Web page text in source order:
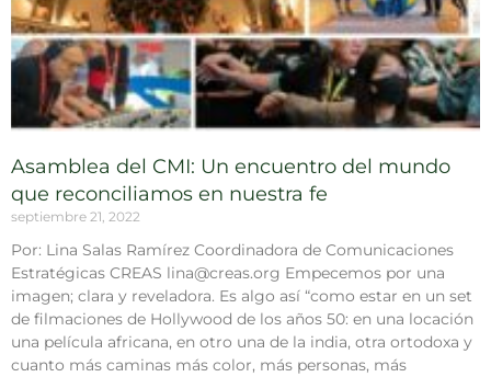
Asamblea del CMI: Un encuentro del mundo
que reconciliamos en nuestra fe
septiembre 21, 2022
Por: Lina Salas Ramírez Coordinadora de Comunicaciones
Estratégicas CREAS lina@creas.org Empecemos por una
imagen; clara y reveladora. Es algo así “como estar en un set
de filmaciones de Hollywood de los años 50: en una locación
una película africana, en otro una de la india, otra ortodoxa y
cuanto más caminas más color, más personas, más